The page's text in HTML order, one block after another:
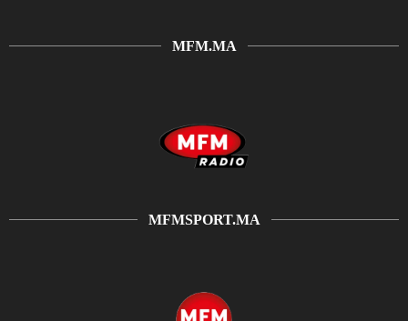
MFM.MA
MFMSPORT.MA